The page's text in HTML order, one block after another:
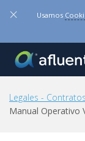
× Usamos
Legales -
Manual Operativo